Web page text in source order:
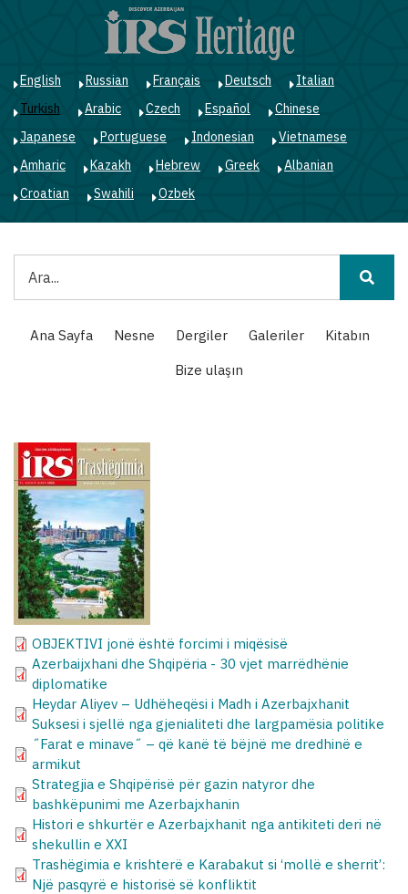
English Russian Français Deutsch
Italian
Turkish
Arabic Czech Español
Chinese
Japanese
Portuguese Indonesian
Vietnamese
Amharic
Kazakh Hebrew Greek
Albanian
Croatian
Swahili Ozbek
Main
navigation
Ana Sayfa Nesne Dergiler Galeriler
Kitabın
Bize ulaşın
OBJEKTIVI jonë është forcimi i miqësisë
Azerbaijxhani dhe Shqipëria - 30 vjet marrëdhënie
diplomatike
Heydar Aliyev – Udhëheqësi i Madh i Azerbajxhanit
Suksesi i sjellë nga gjenialiteti dhe largpamësia politike
˝Farat e minave˝ – që kanë të bëjnë me dredhinë e
armikut
Strategjia e Shqipërisë për gazin natyror dhe
bashkëpunimi me Azerbajxhanin
Histori e shkurtër e Azerbajxhanit nga antikiteti deri në
shekullin e XXI
Trashëgimia e krishterë e Karabakut si ‘mollë e sherrit’:
Një pasqyrë e historisë së konfliktit